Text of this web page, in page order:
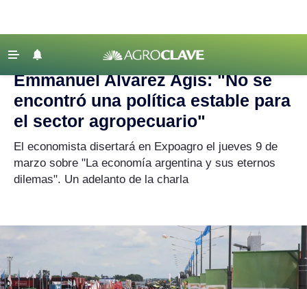
Agricultura
Ganadería
Lechería
Tecnología
Maquinaria agrícola
Regionales
Agronegocios
‹ VOLVER
Agroclave política
Emmanuel Alvarez Agis: "No se
encontró una política estable para
el sector agropecuario"
El economista disertará en Expoagro el jueves 9 de
marzo sobre "La economía argentina y sus eternos
dilemas". Un adelanto de la charla